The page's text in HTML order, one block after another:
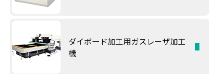
ダイボード加工用ガスレーザ加工
機